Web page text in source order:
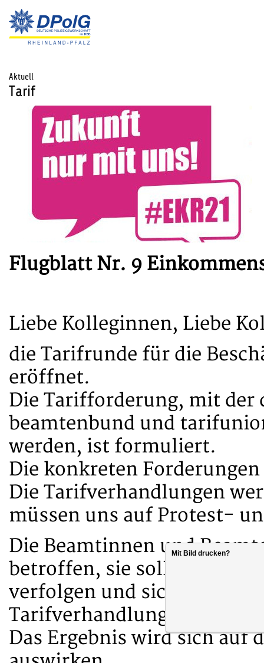
Aktuell
Tarif
Flugblatt Nr. 9
Liebe Kolleginnen, Liebe
die Tarifrunde für die
eröffnet.
Die Tarifforderung, mit der
beamtenbund und
werden, ist formuliert.
Die konkreten
Die Tarifverhandlungen
müssen uns auf Protest-
Die Beamtinnen und
betroffen, sie sollten die
verfolgen und sich an
Tarifverhandlungen aktiv
Das Ergebnis wird sich auf
Mit Bild drucken?